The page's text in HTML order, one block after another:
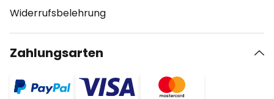
Widerrufsbelehrung
Zahlungsarten